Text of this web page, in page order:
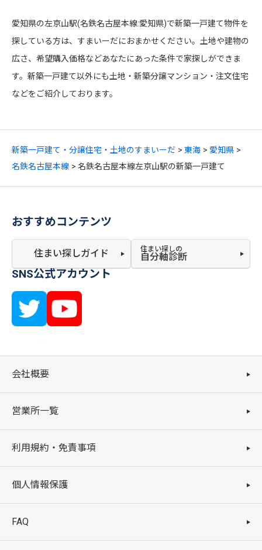
新築一戸建て・分譲住宅・土地のすまいーだ 東海
愛知県
名鉄名古屋本線
名鉄名古屋本線左京山駅の新築一戸建て
愛知県の左京山駅(名鉄名古屋本線:愛知県)で新築一戸建て物件を
探している方は、すまいーだにおまかせください。土地や建物の
広さ、希望購入価格などあなたにあった条件で家探しができま
す。新築一戸建て以外にも土地・新築分譲マンション・注文住宅
などをご紹介しております。
おすすめコンテンツ
住まい探しガイド 住まい探しの
自分軸診断
SNS公式アカウント
会社概要
営業所一覧
利用規約・免責事項
個人情報保護
FAQ